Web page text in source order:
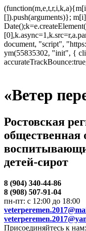
[]).push(arguments)};
document, "script",
ym(55835302, "init", {
«Ветер
Ростовская
общественная
детей-сирот
8 (904) 340-44-86
8 (908) 507-91-04
пн-пт: с 12:00 до 18:00
Присоединяйтесь к нам: